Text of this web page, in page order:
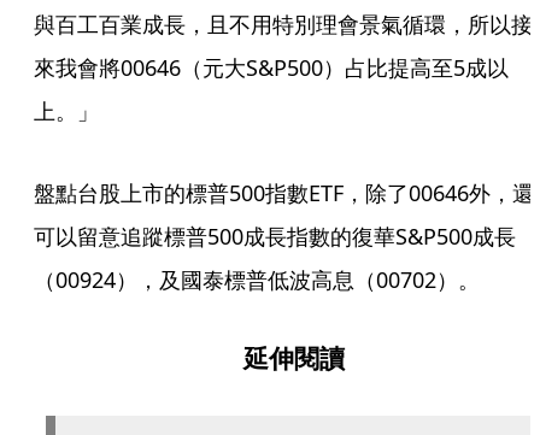
與百工百業成長，且不用特別理會景氣循環，所以接
來我會將00646（元大S&P500）占比提高至5成以
上。」
盤點台股上市的標普500指數ETF，除了00646外，還
可以留意追蹤標普500成長指數的復華S&P500成長
（00924），及國泰標普低波高息（00702）。
延伸閱讀